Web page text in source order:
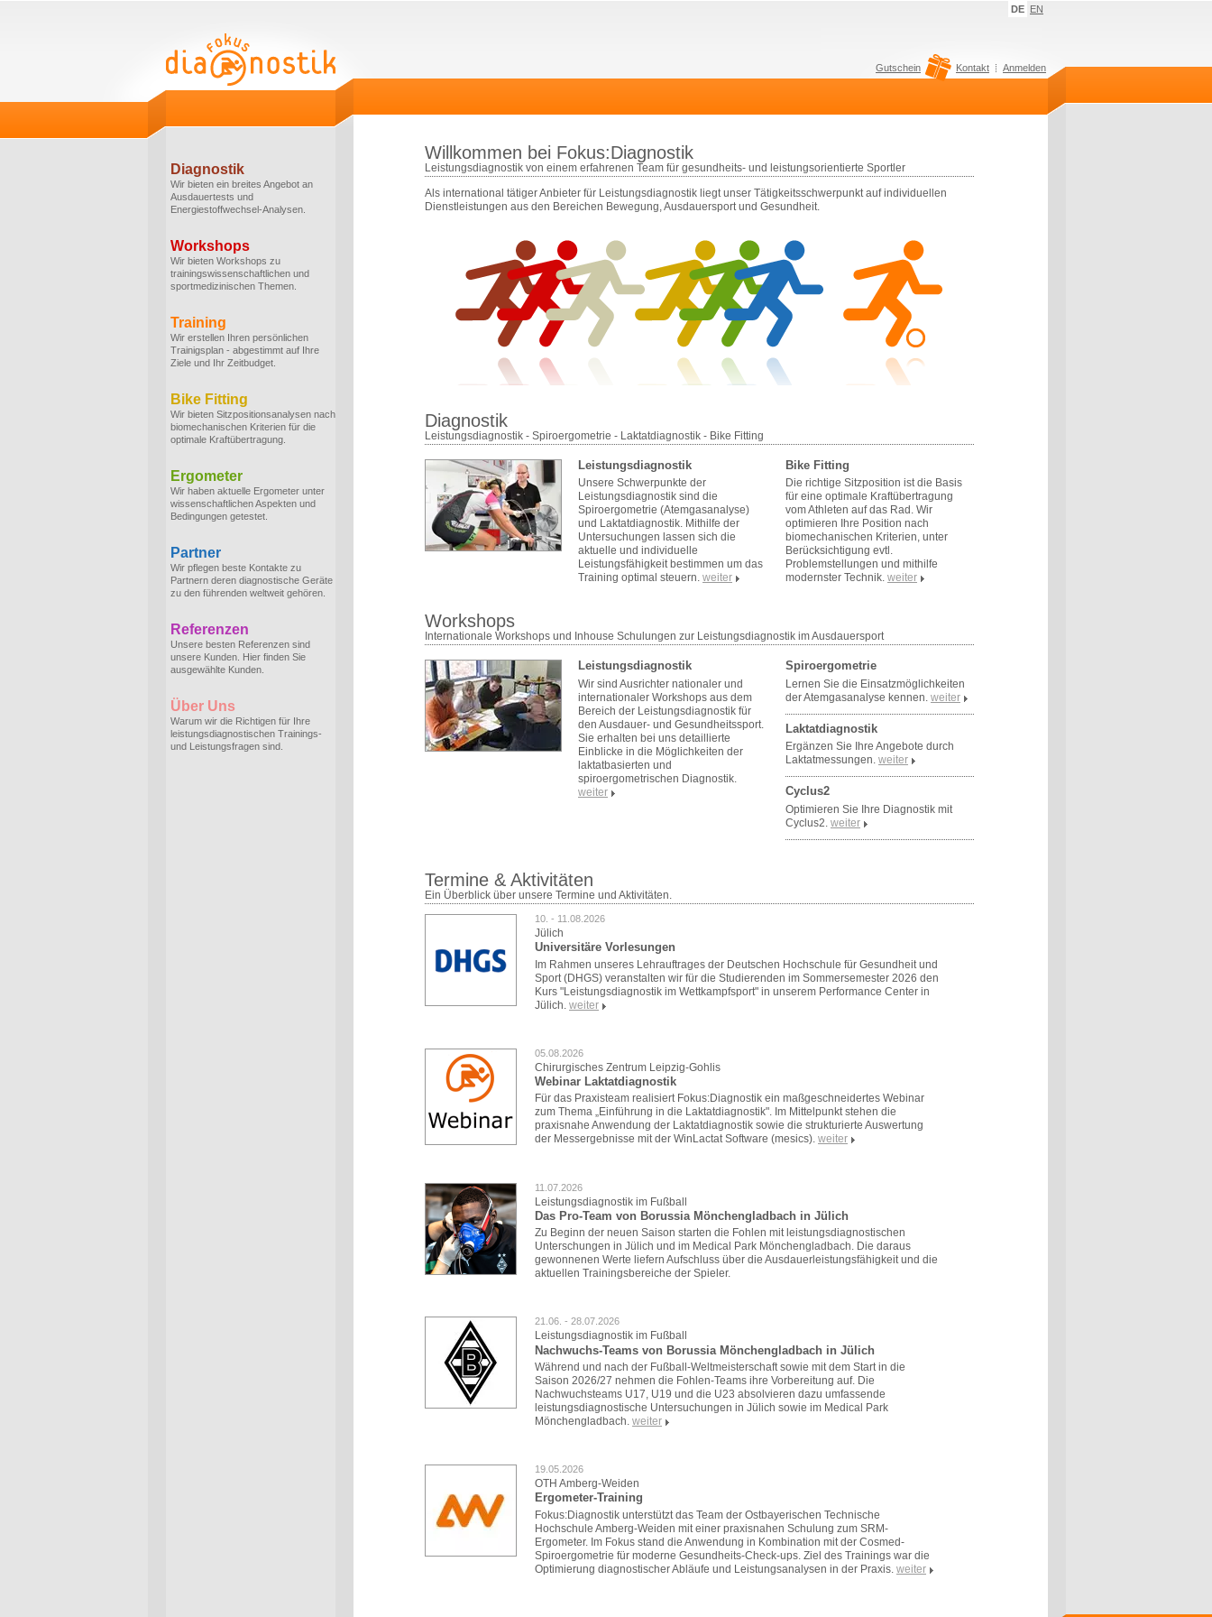
DE EN
Gutschein Kontakt Anmelden
Diagnostik
Wir bieten ein breites Angebot an
Ausdauertests und
Energiestoffwechsel-Analysen.
Workshops
Wir bieten Workshops zu
trainingswissenschaftlichen und
sportmedizinischen Themen.
Training
Wir erstellen Ihren persönlichen
Trainigsplan - abgestimmt auf Ihre
Ziele und Ihr Zeitbudget.
Bike Fitting
Wir bieten Sitzpositionsanalysen nach
biomechanischen Kriterien für die
optimale Kraftübertragung.
Ergometer
Wir haben aktuelle Ergometer unter
wissenschaftlichen Aspekten und
Bedingungen getestet.
Partner
Wir pflegen beste Kontakte zu
Partnern deren diagnostische Geräte
zu den führenden weltweit gehören.
Referenzen
Unsere besten Referenzen sind
unsere Kunden. Hier finden Sie
ausgewählte Kunden.
Über Uns
Warum wir die Richtigen für Ihre
leistungsdiagnostischen Trainings-
und Leistungsfragen sind.
Willkommen bei Fokus:Diagnostik
Leistungsdiagnostik von einem erfahrenen Team für gesundheits- und leistungsorientierte Sportler
Als international tätiger Anbieter für Leistungsdiagnostik liegt unser Tätigkeitsschwerpunkt auf individuellen
Dienstleistungen aus den Bereichen Bewegung, Ausdauersport und Gesundheit.
Diagnostik
Leistungsdiagnostik - Spiroergometrie - Laktatdiagnostik - Bike Fitting
Leistungsdiagnostik
Unsere Schwerpunkte der
Leistungsdiagnostik sind die
Spiroergometrie (Atemgasanalyse)
und Laktatdiagnostik. Mithilfe der
Untersuchungen lassen sich die
aktuelle und individuelle
Leistungsfähigkeit bestimmen um das
Training optimal steuern. weiter
Bike Fitting
Die richtige Sitzposition ist die Basis
für eine optimale Kraftübertragung
vom Athleten auf das Rad. Wir
optimieren Ihre Position nach
biomechanischen Kriterien, unter
Berücksichtigung evtl.
Problemstellungen und mithilfe
modernster Technik. weiter
Workshops
Internationale Workshops und Inhouse Schulungen zur Leistungsdiagnostik im Ausdauersport
Leistungsdiagnostik
Wir sind Ausrichter nationaler und
internationaler Workshops aus dem
Bereich der Leistungsdiagnostik für
den Ausdauer- und Gesundheitssport.
Sie erhalten bei uns detaillierte
Einblicke in die Möglichkeiten der
laktatbasierten und
spiroergometrischen Diagnostik.
weiter
Spiroergometrie
Lernen Sie die Einsatzmöglichkeiten
der Atemgasanalyse kennen. weiter
Laktatdiagnostik
Ergänzen Sie Ihre Angebote durch
Laktatmessungen. weiter
Cyclus2
Optimieren Sie Ihre Diagnostik mit
Cyclus2. weiter
Termine & Aktivitäten
Ein Überblick über unsere Termine und Aktivitäten.
10. - 11.08.2026
Jülich
Universitäre Vorlesungen
Im Rahmen unseres Lehrauftrages der Deutschen Hochschule für Gesundheit und
Sport (DHGS) veranstalten wir für die Studierenden im Sommersemester 2026 den
Kurs "Leistungsdiagnostik im Wettkampfsport" in unserem Performance Center in
Jülich. weiter
05.08.2026
Chirurgisches Zentrum Leipzig-Gohlis
Webinar Laktatdiagnostik
Für das Praxisteam realisiert Fokus:Diagnostik ein maßgeschneidertes Webinar
zum Thema „Einführung in die Laktatdiagnostik". Im Mittelpunkt stehen die
praxisnahe Anwendung der Laktatdiagnostik sowie die strukturierte Auswertung
der Messergebnisse mit der WinLactat Software (mesics). weiter
11.07.2026
Leistungsdiagnostik im Fußball
Das Pro-Team von Borussia Mönchengladbach in Jülich
Zu Beginn der neuen Saison starten die Fohlen mit leistungsdiagnostischen
Unterschungen in Jülich und im Medical Park Mönchengladbach. Die daraus
gewonnenen Werte liefern Aufschluss über die Ausdauerleistungsfähigkeit und die
aktuellen Trainingsbereiche der Spieler.
21.06. - 28.07.2026
Leistungsdiagnostik im Fußball
Nachwuchs-Teams von Borussia Mönchengladbach in Jülich
Während und nach der Fußball-Weltmeisterschaft sowie mit dem Start in die
Saison 2026/27 nehmen die Fohlen-Teams ihre Vorbereitung auf. Die
Nachwuchsteams U17, U19 und die U23 absolvieren dazu umfassende
leistungsdiagnostische Untersuchungen in Jülich sowie im Medical Park
Mönchengladbach. weiter
19.05.2026
OTH Amberg-Weiden
Ergometer-Training
Fokus:Diagnostik unterstützt das Team der Ostbayerischen Technische
Hochschule Amberg-Weiden mit einer praxisnahen Schulung zum SRM-
Ergometer. Im Fokus stand die Anwendung in Kombination mit der Cosmed-
Spiroergometrie für moderne Gesundheits-Check-ups. Ziel des Trainings war die
Optimierung diagnostischer Abläufe und Leistungsanalysen in der Praxis. weiter